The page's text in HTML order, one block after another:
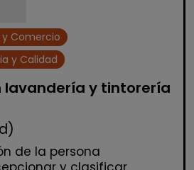
Comercio
y Calidad
lavandería y tintorería
de la persona